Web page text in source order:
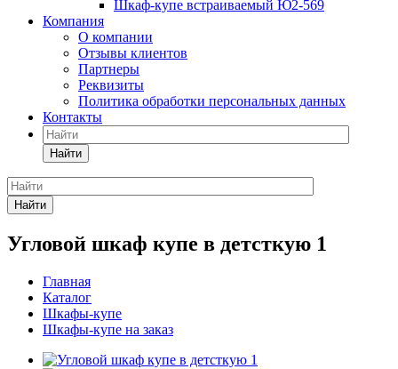
Шкаф-купе встраиваемый Ю2-569
Компания
О компании
Отзывы клиентов
Партнеры
Реквизиты
Политика обработки персональных данных
Контакты
Найти
Найти
Угловой шкаф купе в детсткую 1
Главная
Каталог
Шкафы-купе
Шкафы-купе на заказ